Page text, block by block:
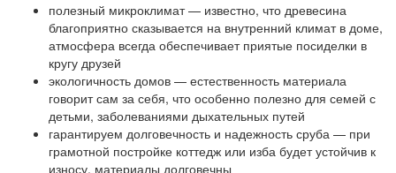
полезный микроклимат — известно, что древесина
благоприятно сказывается на внутренний климат в доме,
атмосфера всегда обеспечивает приятые посиделки в
кругу друзей
экологичность домов — естественность материала
говорит сам за себя, что особенно полезно для семей с
детьми, заболеваниями дыхательных путей
гарантируем долговечность и надежность сруба — при
грамотной постройке коттедж или изба будет устойчив к
износу, материалы долговечны